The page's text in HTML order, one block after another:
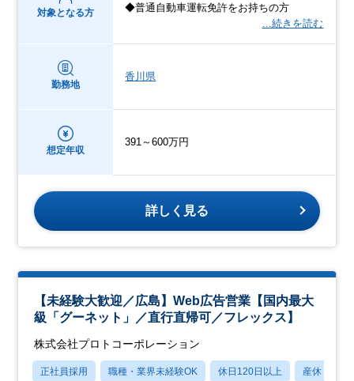
対象となる方
◆普通自動車運転免許をお持ちの方
…続きを読む
勤務地
香川県
想定年収
391～600万円
詳しく見る
【未経験大歓迎／広島】Web広告営業【国内最大
級「グーネット」／直行直帰可／フレックス】
株式会社プロトコーポレーション
正社員採用 職種・業界未経験OK 休日120日以上 産休・育休